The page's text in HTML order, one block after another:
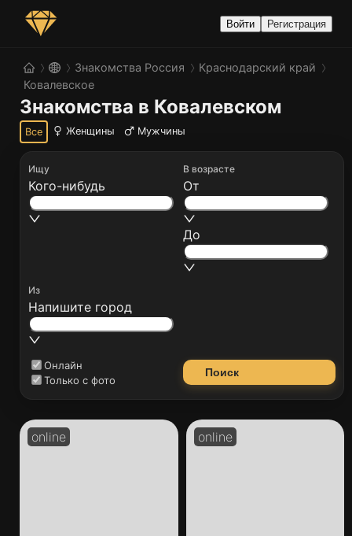
Войти Регистрация
Знакомства Россия
Краснодарский край
Ковалевское
Знакомства в Ковалевском
Все Женщины Мужчины
Ищу
Кого-нибудь
Из
Напишите город
В возрасте
От
До
Онлайн
Только с фото
Поиск